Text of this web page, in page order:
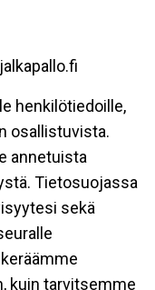
henkilötiedoille,
osallistuvista.
annetuista
Tietosuojassa
sekä
kuin tarvitsemme